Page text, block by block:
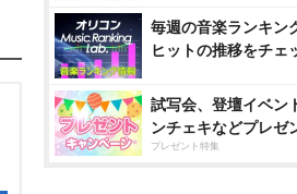
毎週の音楽ランキン
ヒットの推移をチェ
試写会、登壇イベン
ンチェキなどプレゼ
プレゼント特集